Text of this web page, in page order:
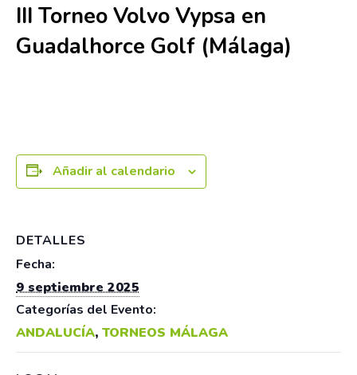
III Torneo Volvo Vypsa en
Guadalhorce Golf (Málaga)
Añadir al calendario
DETALLES
Fecha:
9 septiembre 2025
Categorías del Evento:
ANDALUCÍA, TORNEOS MÁLAGA